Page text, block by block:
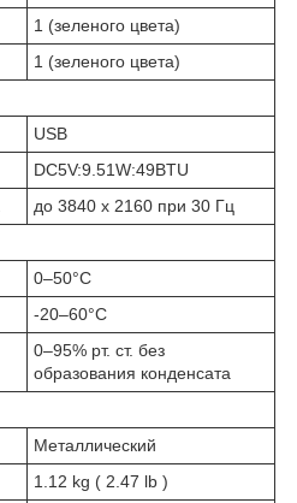
1 (зеленого цвета)
1 (зеленого цвета)
USB
DC5V:9.51W:49BTU
до 3840 x 2160 при 30 Гц
0–50°C
-20–60°C
0–95% рт. ст. без
образования конденсата
Металлический
1.12 kg ( 2.47 lb )